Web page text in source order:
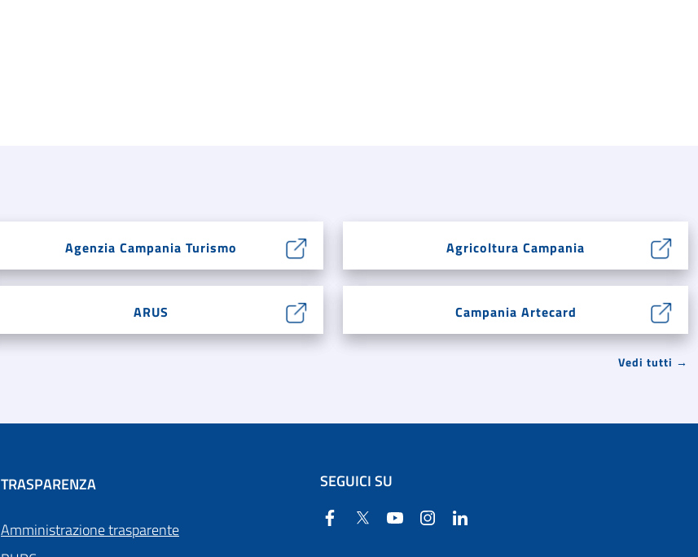
Agenzia Campania Turismo Agricoltura Campania
ARUS Campania Artecard
Vedi tutti →
TRASPARENZA
Amministrazione trasparente
SEGUICI SU
Facebook
Twitter YouTube Instagram